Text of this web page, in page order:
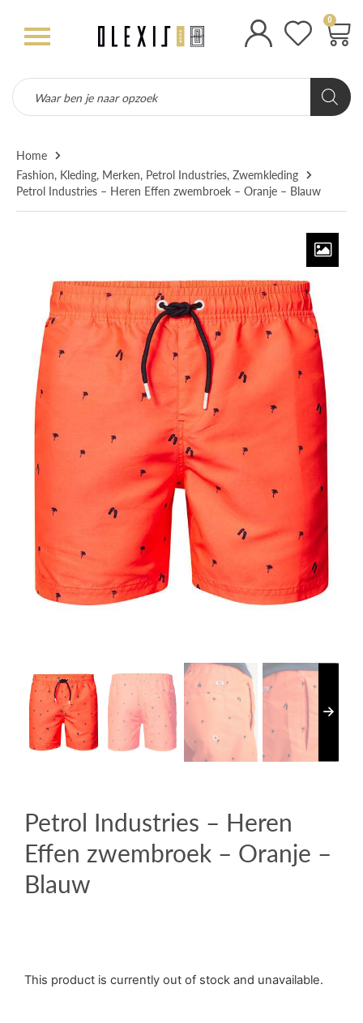
0
Home
Fashion, Kleding, Merken, Petrol Industries, Zwemkleding
Petrol Industries – Heren Effen zwembroek – Oranje – Blauw
Petrol Industries – Heren
Effen zwembroek – Oranje –
Blauw
This product is currently out of stock and unavailable.